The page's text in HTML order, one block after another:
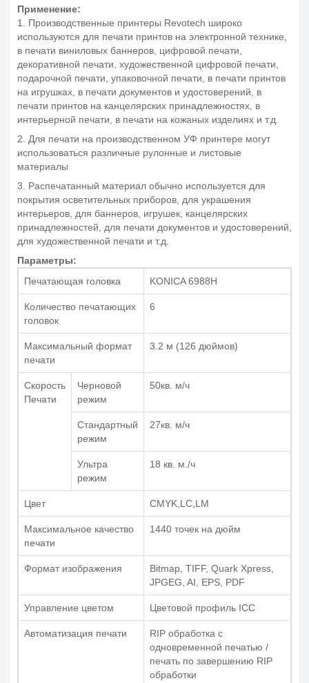
Применение:
1. Производственные принтеры Revotech широко
используются для печати принтов на электронной технике,
в печати виниловых баннеров, цифровой печати,
декоративной печати, художественной цифровой печати,
подарочной печати, упаковочной печати, в печати принтов
на игрушках, в печати документов и удостоверений, в
печати принтов на канцелярских принадлежностях, в
интерьерной печати, в печати на кожаных изделиях и т.д.
2. Для печати на производственном УФ принтере могут
использоваться различные рулонные и листовые
материалы
3. Распечатанный материал обычно используется для
покрытия осветительных приборов, для украшения
интерьеров, для баннеров, игрушек, канцелярских
принадлежностей, для печати документов и удостоверений,
для художественной печати и т.д.
Параметры:
Печатающая головка
KONICA 6988H
Количество печатающих
головок
6
Максимальный формат
печати
3.2 м (126 дюймов)
Скорость
Печати
Черновой
режим
50кв. м/ч
Стандартный
режим
27кв. м/ч
Ультра
режим
18 кв. м./ч
Цвет CMYK,LC,LM
Максимальное качество
печати
1440 точек на дюйм
Формат изображения
Bitmap, TIFF, Quark Xpress,
JPGEG, AI, EPS, PDF
Управление цветом Цветовой профиль ICC
Автоматизация печати
RIP обработка с
одновременной печатью /
печать по завершению RIP
обработки